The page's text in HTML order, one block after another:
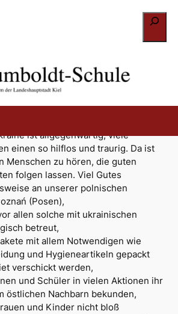
Suchen
ermutigt
(2022)
ist allgegenwärtig, viele
einen so hilflos und traurig. Da ist
Menschen zu hören, die guten
folgen lassen. Viel Gutes
an unserer polnischen
(Posen),
allen solche mit ukrainischen
betreut,
mit allem Notwendigen wie
und Hygieneartikeln gepackt
verschickt werden,
und Schüler in vielen Aktionen ihr
östlichen Nachbarn bekunden,
und Kinder nicht bloß